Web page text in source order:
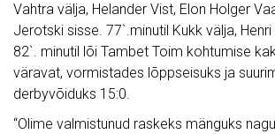
Vahtra välja, Helander Vist, Elon Holger
Jerotski sisse. 77`.minutil Kukk välja,
82`. minutil lõi Tambet Toim kohtumise
väravat, vormistades lõppseisuks ja
derbyvõiduks 15:0.
“Olime valmistunud raskeks mänguks